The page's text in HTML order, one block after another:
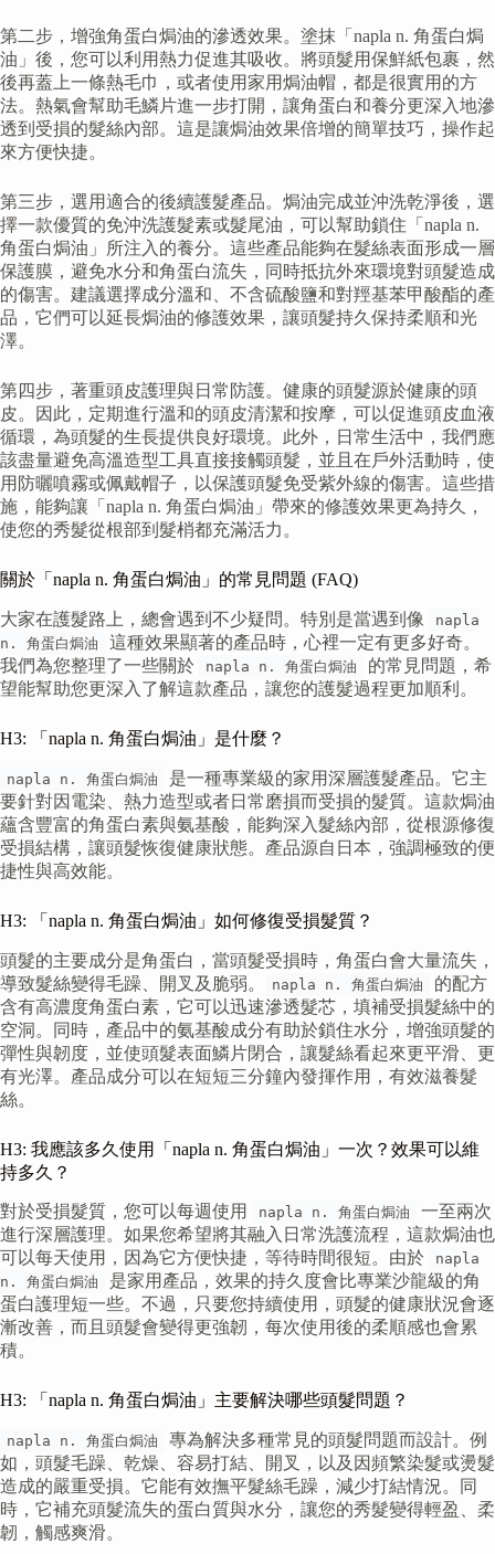
第二步，增強角蛋白焗油的滲透效果。塗抹「napla n. 角蛋白焗
油」後，您可以利用熱力促進其吸收。將頭髮用保鮮紙包裹，然
後再蓋上一條熱毛巾，或者使用家用焗油帽，都是很實用的方
法。熱氣會幫助毛鱗片進一步打開，讓角蛋白和養分更深入地滲
透到受損的髮絲內部。這是讓焗油效果倍增的簡單技巧，操作起
來方便快捷。
第三步，選用適合的後續護髮產品。焗油完成並沖洗乾淨後，選
擇一款優質的免沖洗護髮素或髮尾油，可以幫助鎖住「napla n.
角蛋白焗油」所注入的養分。這些產品能夠在髮絲表面形成一層
保護膜，避免水分和角蛋白流失，同時抵抗外來環境對頭髮造成
的傷害。建議選擇成分溫和、不含硫酸鹽和對羥基苯甲酸酯的產
品，它們可以延長焗油的修護效果，讓頭髮持久保持柔順和光
澤。
第四步，著重頭皮護理與日常防護。健康的頭髮源於健康的頭
皮。因此，定期進行溫和的頭皮清潔和按摩，可以促進頭皮血液
循環，為頭髮的生長提供良好環境。此外，日常生活中，我們應
該盡量避免高溫造型工具直接接觸頭髮，並且在戶外活動時，使
用防曬噴霧或佩戴帽子，以保護頭髮免受紫外線的傷害。這些措
施，能夠讓「napla n. 角蛋白焗油」帶來的修護效果更為持久，
使您的秀髮從根部到髮梢都充滿活力。
關於「napla n. 角蛋白焗油」的常見問題 (FAQ)
大家在護髮路上，總會遇到不少疑問。特別是當遇到像
napla
n. 角蛋白焗油
這種效果顯著的產品時，心裡一定有更多好奇。
我們為您整理了一些關於
napla n. 角蛋白焗油
的常見問題，希
望能幫助您更深入了解這款產品，讓您的護髮過程更加順利。
H3: 「napla n. 角蛋白焗油」是什麼？
napla n. 角蛋白焗油
是一種專業級的家用深層護髮產品。它主
要針對因電染、熱力造型或者日常磨損而受損的髮質。這款焗油
蘊含豐富的角蛋白素與氨基酸，能夠深入髮絲內部，從根源修復
受損結構，讓頭髮恢復健康狀態。產品源自日本，強調極致的便
捷性與高效能。
H3: 「napla n. 角蛋白焗油」如何修復受損髮質？
頭髮的主要成分是角蛋白，當頭髮受損時，角蛋白會大量流失，
導致髮絲變得毛躁、開叉及脆弱。
napla n. 角蛋白焗油
的配方
含有高濃度角蛋白素，它可以迅速滲透髮芯，填補受損髮絲中的
空洞。同時，產品中的氨基酸成分有助於鎖住水分，增強頭髮的
彈性與韌度，並使頭髮表面鱗片閉合，讓髮絲看起來更平滑、更
有光澤。產品成分可以在短短三分鐘內發揮作用，有效滋養髮
絲。
H3: 我應該多久使用「napla n. 角蛋白焗油」一次？效果可以維
持多久？
對於受損髮質，您可以每週使用 napla n. 角蛋白焗油
一至兩次
進行深層護理。如果您希望將其融入日常洗護流程，這款焗油也
可以每天使用，因為它方便快捷，等待時間很短。由於
napla
n. 角蛋白焗油
是家用產品，效果的持久度會比專業沙龍級的角
蛋白護理短一些。不過，只要您持續使用，頭髮的健康狀況會逐
漸改善，而且頭髮會變得更強韌，每次使用後的柔順感也會累
積。
H3: 「napla n. 角蛋白焗油」主要解決哪些頭髮問題？
napla n. 角蛋白焗油
專為解決多種常見的頭髮問題而設計。例
如，頭髮毛躁、乾燥、容易打結、開叉，以及因頻繁染髮或燙髮
造成的嚴重受損。它能有效撫平髮絲毛躁，減少打結情況。同
時，它補充頭髮流失的蛋白質與水分，讓您的秀髮變得輕盈、柔
韌，觸感爽滑。